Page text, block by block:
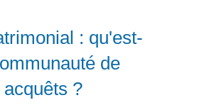
: qu'est-
de
?